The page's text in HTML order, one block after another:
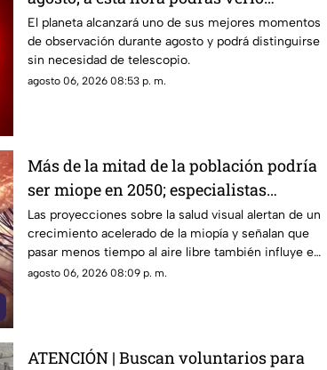
durante este mes
El planeta alcanzará uno de sus mejores momentos
de observación durante agosto y podrá distinguirse
sin necesidad de telescopio.
agosto 06, 2026 08:53 p. m.
Más de la mitad de la población podría
ser miope en 2050; especialistas
advierten las causas
Las proyecciones sobre la salud visual alertan de un
crecimiento acelerado de la miopía y señalan que
pasar menos tiempo al aire libre también influye en
su desarrollo.
agosto 06, 2026 08:09 p. m.
ATENCIÓN | Buscan voluntarios para